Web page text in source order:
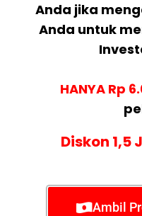
Anda jika
Anda untuk
HANYA Rp
Diskon 1,5
Ambil